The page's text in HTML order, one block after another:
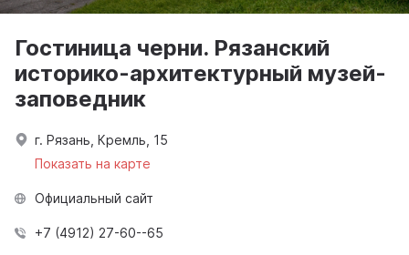
Гостиница черни. Рязанский
историко-архитектурный музей-
заповедник
г. Рязань, Кремль, 15
Показать на карте
Официальный сайт
+7 (4912) 27-60--65